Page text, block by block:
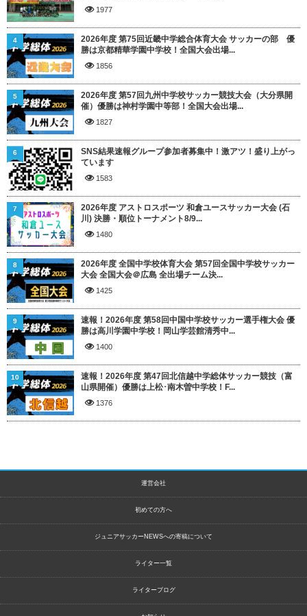
1977
2026年度 第75回近畿中学総合体育大会 サッカーの部 優
勝は京都精華学園中学校！全国大会出場...
1856
4
2026年度 第57回九州中学校サッカー競技大会（大分県開
催）優勝は神村学園中等部！全国大会出場...
1827
5
SNS結果速報グループ参加者募集中！激アツ！盛り上がっ
ています
1583
6
2026年度 アストロスポーツ 和倉ユースサッカー大会 (石
川) 決勝・順位トーナメント8/9...
1480
7
2026年度 全国中学校体育大会 第57回全国中学校サッカー
大会 全国大会＠広島 全出場チーム決...
1425
8
速報！2026年度 第58回中国中学校サッカー選手権大会 優
勝は高川学園中学校！岡山学芸館清秀中...
1400
9
速報！2026年度 第47回北信越中学総体サッカー競技（富
山県開催）優勝は上松･南木曽中学校！F...
1376
10
運営会社
初めての方へ
ジュニアサッカーNEWSへの寄稿について
ライター一覧
ライターブログ